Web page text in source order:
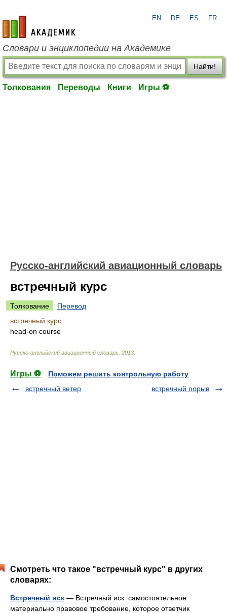
academic.ru
EN DE ES FR
Словари и энциклопедии на Академике
Найти!
Толкования Переводы Книги Игры ⚽
Русско-английский авиационный словарь
встречный курс
Толкование
Перевод
встречный курс
head-on course
Русско-английский авиационный словарь 2013
Игры ⚽
Поможем решить контрольную работу
встречный ветер
встречный порыв
Смотреть что такое "встречный курс" в других
словарях:
Встречный иск — Встречный иск самостоятельное
материально правовое требование, которое ответчик